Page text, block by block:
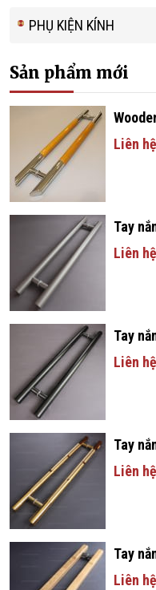
PHỤ KIỆN KÍNH
Sản phẩm mới
Liên hệ
Tay
Liên hệ
Tay
Liên hệ
Tay
Liên hệ
Tay
Liên hệ